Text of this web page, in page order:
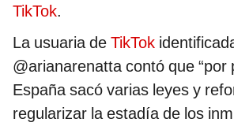
TikTok.
La usuaria de TikTok
@arianarenatta contó que “por
España sacó varias leyes y
regularizar la estadía de los